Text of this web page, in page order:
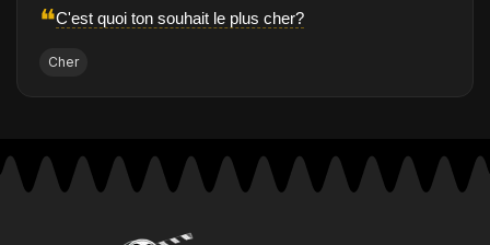
❝C'est quoi ton souhait le plus cher?
Cher